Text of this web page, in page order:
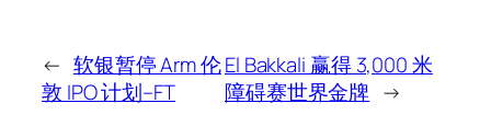
← 软银暂停 Arm 伦
敦 IPO 计划–FT
El Bakkali 赢得 3,000 米
障碍赛世界金牌 →